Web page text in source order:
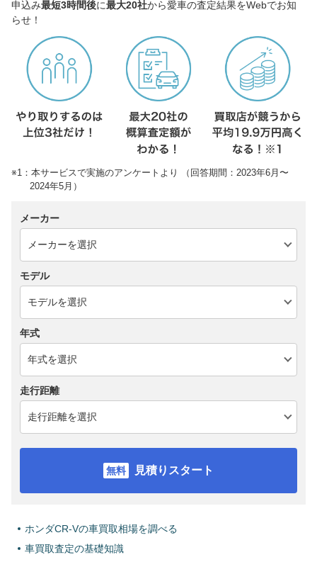
申込み最短3時間後に最大20社から愛車の査定結果をWebでお知
らせ！
※1：本サービスで実施のアンケートより （回答期間：2023年6月〜
2024年5月）
メーカー
モデル
年式
走行距離
見積りスタート
ホンダCR-Vの車買取相場を調べる
車買取査定の基礎知識